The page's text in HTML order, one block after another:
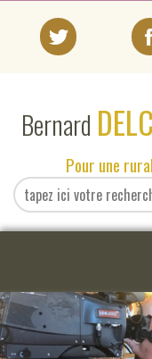
Bernard
Pour une
EN DIRECT DU SÉNAT
EN DIRECT DU CANTAL
COMPRENDRE LE SÉNAT